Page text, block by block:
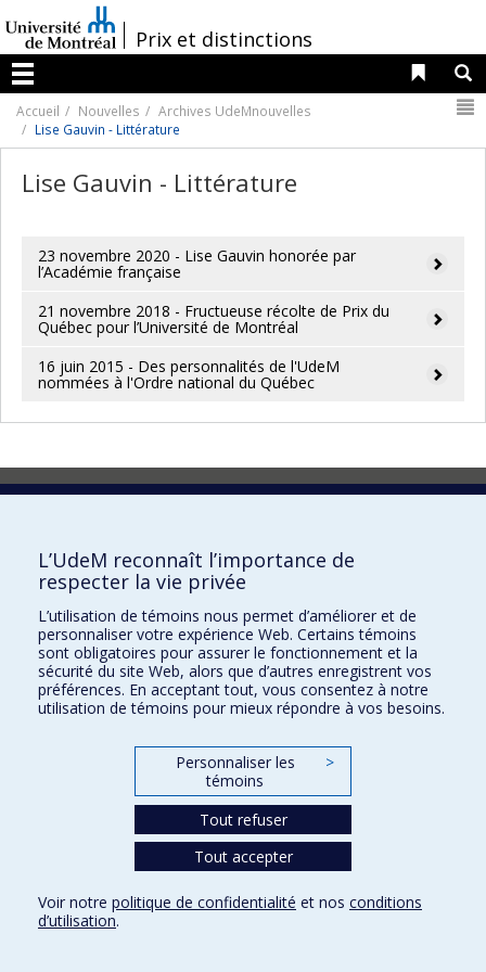
au
contenu
/Prix et distinctions
Menu
Liens
Accueil Nouvelles
Archives UdeMnouvelles
Lise Gauvin - Littérature
Lise Gauvin - Littérature
23 novembre 2020 - Lise Gauvin honorée par
l’Académie française
21 novembre 2018 - Fructueuse récolte de Prix du
Québec pour l’Université de Montréal
16 juin 2015 - Des personnalités de l'UdeM
nommées à l'Ordre national du Québec
Prix et distinctions
Conditions d’utilisation
Paramètres des témoins
Université de
Montréal
L’UdeM reconnaît l’importance de
respecter la vie privée
L’utilisation de témoins nous permet d’améliorer et de
personnaliser votre expérience Web. Certains témoins
sont obligatoires pour assurer le fonctionnement et la
sécurité du site Web, alors que d’autres enregistrent vos
préférences. En acceptant tout, vous consentez à notre
utilisation de témoins pour mieux répondre à vos besoins.
Personnaliser les
témoins
>
Tout refuser
Tout accepter
Voir notre politique de confidentialité et nos conditions
d’utilisation.